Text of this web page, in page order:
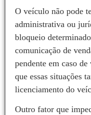
O veículo não pode
administrativa ou
bloqueio
comunicação de
pendente em caso
que essas situações
licenciamento do
Outro fator que